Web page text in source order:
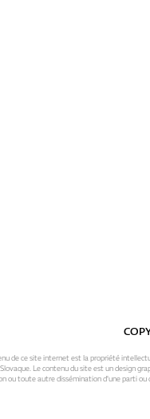
de ce site internet est la propriété
Le contenu du site est un design
ou toute autre dissémination d'une parti